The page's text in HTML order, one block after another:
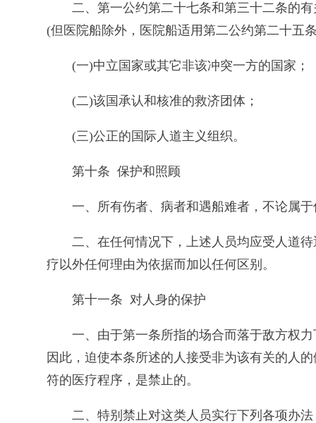
二、第一公约第二十七条和第三十二条的
(但医院船除外，医院船适用第二公约第二十五
(一)中立国家或其它非该冲突一方的国家；
(二)该国承认和核准的救济团体；
(三)公正的国际人道主义组织。
第十条 保护和照顾
一、所有伤者、病者和遇船难者，不论属
二、在任何情况下，上述人员均应受人道
疗以外任何理由为依据而加以任何区别。
第十一条 对人身的保护
一、由于第一条所指的场合而落于敌方权
因此，迫使本条所述的人接受非为该有关的人
符的医疗程序，是禁止的。
二、特别禁止对这类人员实行下列各项办